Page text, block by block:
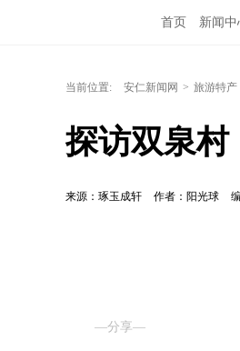
首页 新闻中
当前位置: 安仁新闻网 > 旅游特产
探访双泉村
来源：琢玉成轩 作者：阳光球
—分享—